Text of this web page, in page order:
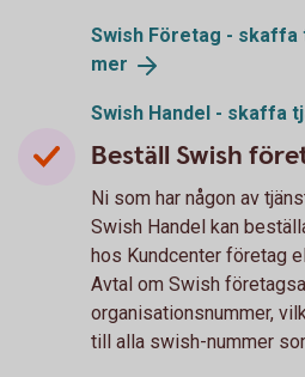
Swish Företag - skaffa
mer
Swish Handel - skaffa
Beställ Swish
Ni som har någon av
Swish Handel kan
hos Kundcenter företag
Avtal om Swish
organisationsnummer,
till alla swish-nummer